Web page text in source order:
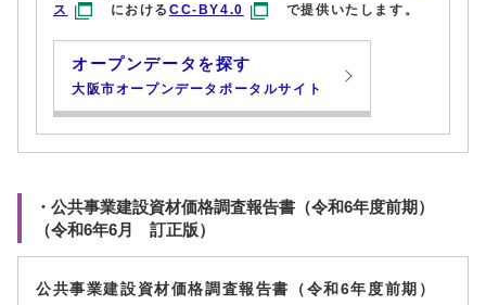
ス
におけるCC-BY4.0 で提供いたします。
オープンデータを探す
大阪市オープンデータポータルサイト
・公共事業建設資材価格調査報告書（令和6年度前期）
（令和6年6月 訂正版）
公共事業建設資材価格調査報告書（令和6年度前期）